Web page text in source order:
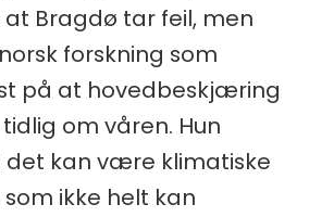
at Bragdø tar feil, men
forskning som
på at hovedbeskjæring
om våren. Hun
det kan være klimatiske
ikke helt kan